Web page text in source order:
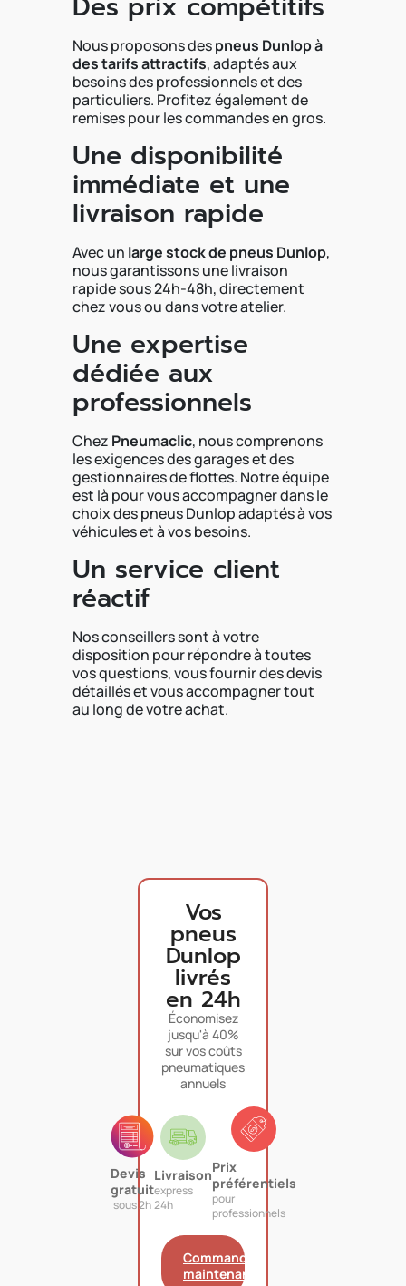
Nous proposons despneus Dunlop à
des tarifs attractifs, adaptés aux
besoins des professionnels et des
particuliers. Profitez également de
remises pour les commandes en gros.
Une disponibilité
immédiate et une
livraison rapide
Avec un large stock de pneus Dunlop,
nous garantissons une livraison
rapide sous 24h-48h, directement
chez vous ou dans votre atelier.
Une expertise
dédiée aux
professionnels
Chez Pneumaclic, nous comprenons
les exigences des garages et des
gestionnaires de flottes. Notre équipe
est là pour vous accompagner dans le
choix des pneus Dunlop adaptés à vos
véhicules et à vos besoins.
Un service client
réactif
Nos conseillers sont à votre
disposition pour répondre à toutes
vos questions, vous fournir des devis
détaillés et vous accompagner tout
au long de votre achat.
Vos
pneus
Dunlop
livrés
en 24h
Économisez
jusqu'à 40%
sur vos coûts
pneumatiques
annuels
Devis
gratuit
sous 2h
Livraison
express
24h
Prix
préférentiels
pour
professionnels
Commander
maintenant